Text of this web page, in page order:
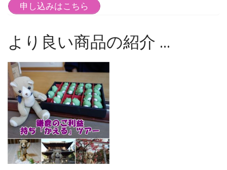
申し込みはこちら
より良い商品の紹介 …